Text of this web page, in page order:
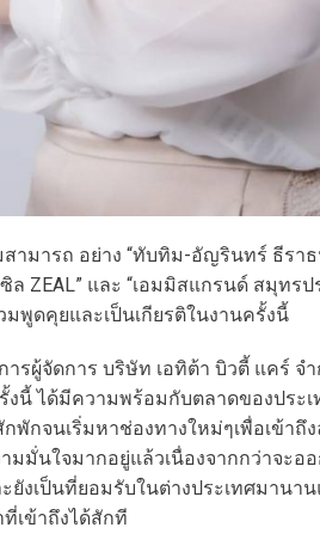
สามารถ อย่าง “ทับทิม-อัญรินทร์ ธีร
ล ZEAL” และ “เอมมิสแกรนด์ สมุท
พูดคุยและเป็นเกียรติในงานครั้งนี้
ารผู้จัดการ บริษัท เอทิต้า บิวตี้ แคร์ จ
งนี้ ได้มีความพร้อมกับตลาดของประ
พักจนเริ่มหาช่องทางใหม่ๆเพื่อเข้า
มมั่นใจมากอยู่แล้วเนื่องจากกว่าจะ
ยังเป็นที่ยอมรับในต่างประเทศมานา
เข้าถึงได้สักที